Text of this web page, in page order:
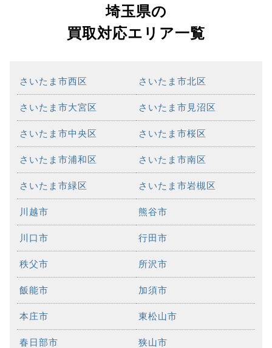
埼玉県の
買取対応エリア一覧
さいたま市西区 さいたま市北区
さいたま市大宮区 さいたま市見沼区
さいたま市中央区 さいたま市桜区
さいたま市浦和区 さいたま市南区
さいたま市緑区 さいたま市岩槻区
川越市 熊谷市
川口市 行田市
秩父市 所沢市
飯能市 加須市
本庄市 東松山市
春日部市 狭山市